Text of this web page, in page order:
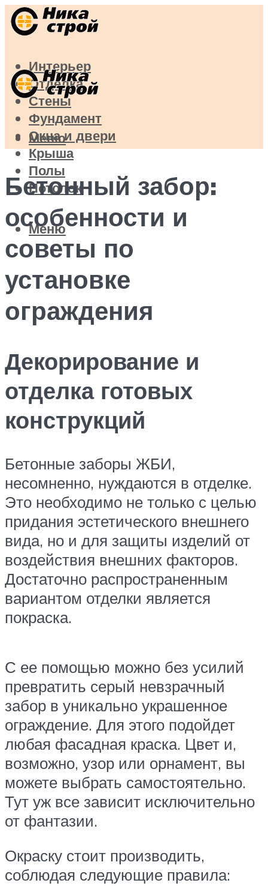
Интерьер
Отделка
Стены
Фундамент
Окна и двери
Крыша
Полы
Потолок
Меню
Меню
Бетонный забор:
особенности и
советы по
установке
ограждения
Декорирование и
отделка готовых
конструкций
Бетонные заборы ЖБИ,
несомненно, нуждаются в отделке.
Это необходимо не только с целью
придания эстетического внешнего
вида, но и для защиты изделий от
воздействия внешних факторов.
Достаточно распространенным
вариантом отделки является
покраска.
С ее помощью можно без усилий
превратить серый невзрачный
забор в уникально украшенное
ограждение. Для этого подойдет
любая фасадная краска. Цвет и,
возможно, узор или орнамент, вы
можете выбрать самостоятельно.
Тут уж все зависит исключительно
от фантазии.
Окраску стоит производить,
соблюдая следующие правила: